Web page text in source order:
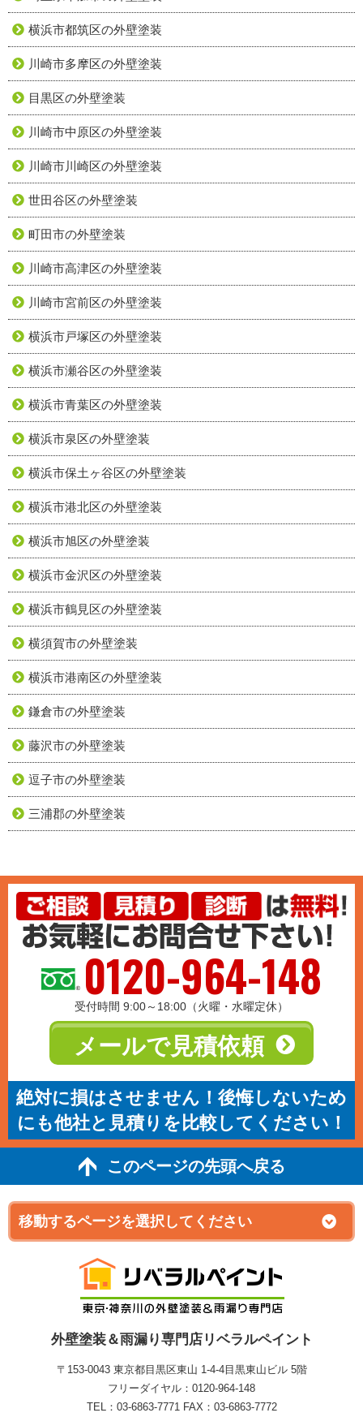
横浜市都筑区の外壁塗装
川崎市多摩区の外壁塗装
目黒区の外壁塗装
川崎市中原区の外壁塗装
川崎市川崎区の外壁塗装
世田谷区の外壁塗装
町田市の外壁塗装
川崎市高津区の外壁塗装
川崎市宮前区の外壁塗装
横浜市戸塚区の外壁塗装
横浜市瀬谷区の外壁塗装
横浜市青葉区の外壁塗装
横浜市泉区の外壁塗装
横浜市保土ヶ谷区の外壁塗装
横浜市港北区の外壁塗装
横浜市旭区の外壁塗装
横浜市金沢区の外壁塗装
横浜市鶴見区の外壁塗装
横須賀市の外壁塗装
横浜市港南区の外壁塗装
鎌倉市の外壁塗装
藤沢市の外壁塗装
逗子市の外壁塗装
三浦郡の外壁塗装
0120-964-148
受付時間 9:00～18:00（火曜・水曜定休）
メールで見積依頼
絶対に損はさせません！後悔しないため
にも他社と見積りを比較してください！
このページの先頭へ戻る
外壁塗装＆雨漏り専門店リベラルペイント
〒153-0043 東京都目黒区東山 1‐4‐4目黒東山ビル 5階
フリーダイヤル：0120-964-148
TEL：03-6863-7771 FAX：03-6863-7772